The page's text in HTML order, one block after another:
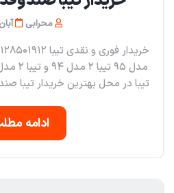
محرابی آبان 15,
تیبا در محل بهترین خریدار تیبا صندوقدار
ادامه